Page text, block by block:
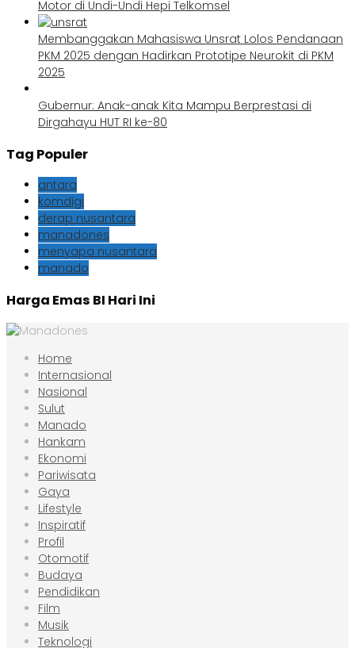
Motor di Undi-Undi Hepi Telkomsel
Membanggakan Mahasiswa Unsrat Lolos Pendanaan
PKM 2025 dengan Hadirkan Prototipe Neurokit di PKM
2025
Gubernur: Anak-anak Kita Mampu Berprestasi di
Dirgahayu HUT RI ke-80
Tag Populer
antara
komdigi
derap nusantara
manadones
menyapa nusantara
manado
Harga Emas BI Hari Ini
Home
Internasional
Nasional
Sulut
Manado
Hankam
Ekonomi
Pariwisata
Gaya
Lifestyle
Inspiratif
Profil
Otomotif
Budaya
Pendidikan
Film
Musik
Teknologi